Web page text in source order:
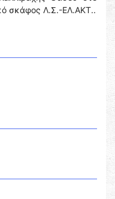
σκάφος Λ.Σ.-ΕΛ.ΑΚΤ..